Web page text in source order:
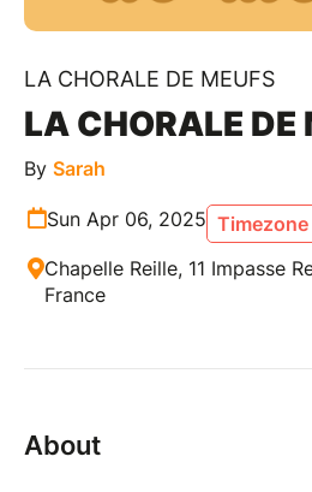
LA CHORALE DE MEUFS
LA CHORALE
By Sarah
Sun Apr 06, 2025
Chapelle Reille, 11 Impasse
France
About